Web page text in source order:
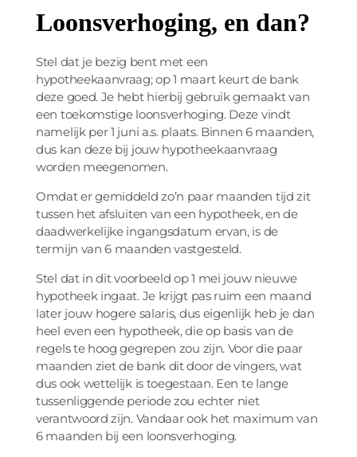
Loonsverhoging, en dan?
Stel dat je bezig bent met een
hypotheekaanvraag; op 1 maart keurt de bank
deze goed. Je hebt hierbij gebruik gemaakt van
een toekomstige loonsverhoging. Deze vindt
namelijk per 1 juni a.s. plaats. Binnen 6 maanden,
dus kan deze bij jouw hypotheekaanvraag
worden meegenomen.
Omdat er gemiddeld zo’n paar maanden tijd zit
tussen het afsluiten van een hypotheek, en de
daadwerkelijke ingangsdatum ervan, is de
termijn van 6 maanden vastgesteld.
Stel dat in dit voorbeeld op 1 mei jouw nieuwe
hypotheek ingaat. Je krijgt pas ruim een maand
later jouw hogere salaris, dus eigenlijk heb je dan
heel even een hypotheek, die op basis van de
regels te hoog gegrepen zou zijn. Voor die paar
maanden ziet de bank dit door de vingers, wat
dus ook wettelijk is toegestaan. Een te lange
tussenliggende periode zou echter niet
verantwoord zijn. Vandaar ook het maximum van
6 maanden bij een loonsverhoging.